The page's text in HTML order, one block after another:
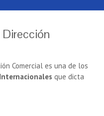
Comercial es una de los
que dicta